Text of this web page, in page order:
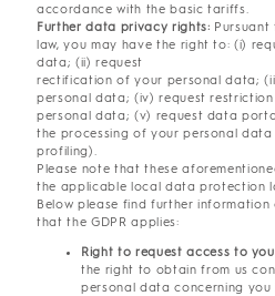
accordance with the basic tariffs.
Further data privacy rights:
law, you may have the right to: (i)
data; (ii) request
rectification of your personal data;
personal data; (iv) request
personal data; (v) request data
the processing of your personal
profiling).
Please note that these
the applicable local data protection
Below please find further
that the GDPR applies:
Right to request access to
the right to obtain from us
personal data concerning you